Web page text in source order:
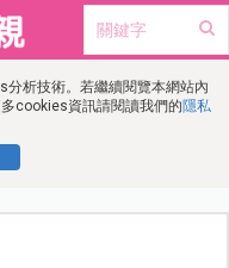
析技術。若繼續閱覽本網站內
cookies資訊請閱讀我們的隱私